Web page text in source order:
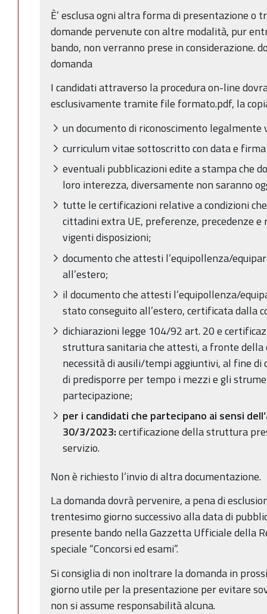
È’ esclusa ogni altra forma di presentazione o
domande pervenute con altre modalità, pur
bando, non verranno prese in considerazione.
domanda
I candidati attraverso la procedura on-line
esclusivamente tramite file formato.pdf, la
un documento di riconoscimento legalmente
curriculum vitae sottoscritto con data e
eventuali pubblicazioni edite a stampa che
loro interezza, diversamente non saranno
tutte le certificazioni relative a condizioni
cittadini extra UE, preferenze, precedenze
vigenti disposizioni;
documento che attesti l’equipollenza/
all’estero;
il documento che attesti l’equipollenza/
stato conseguito all’estero, certificata dalla
dichiarazioni legge 104/92 art. 20 e
struttura sanitaria che attesti, a fronte della
necessità di ausili/tempi aggiuntivi, al fine
di predisporre per tempo i mezzi e gli
partecipazione;
per i candidati che partecipano ai sensi
30/3/2023:certificazione della struttura
servizio.
Non è richiesto l’invio di altra documentazione.
La domanda dovrà pervenire, a pena di
trentesimo giorno successivo alla data di
presente bando nella Gazzetta Ufficiale della
speciale “Concorsi ed esami”.
Si consiglia di non inoltrare la domanda in
giorno utile per la presentazione per evitare
non si assume responsabilità alcuna.